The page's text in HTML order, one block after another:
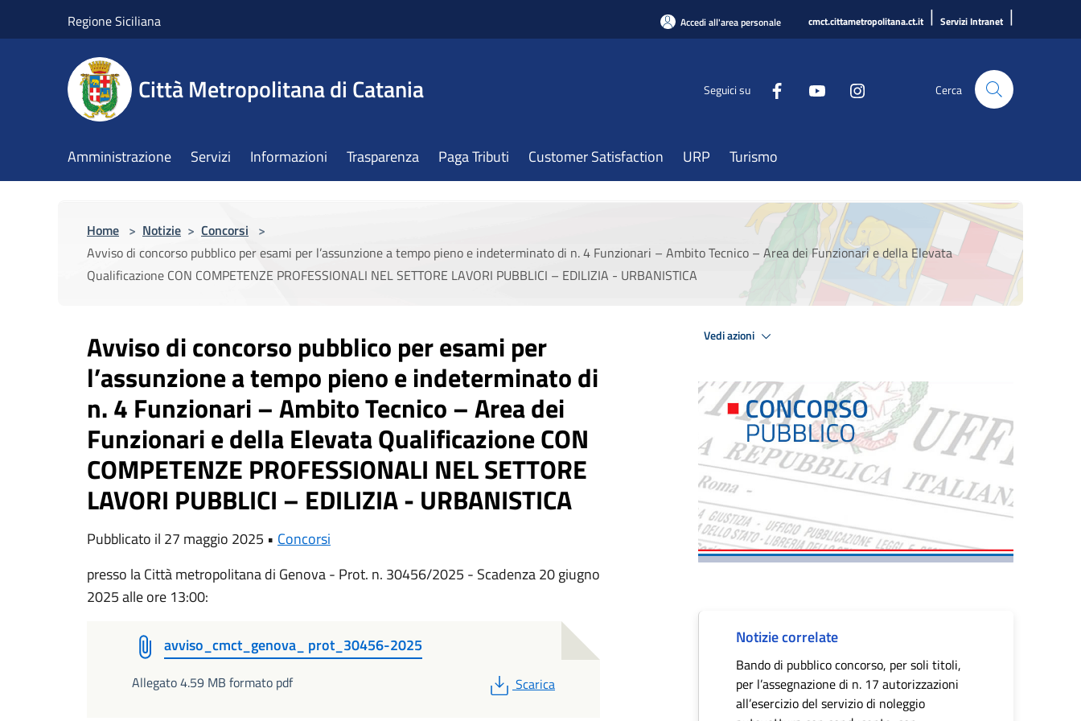
Regione Siciliana Accedi all'area personale cmct.cittametropolitana.ct.it | Servizi Intranet |
Città Metropolitana di Catania Seguici su Cerca
Amministrazione Servizi Informazioni Trasparenza Paga Tributi Customer Satisfaction URP Turismo
Home > Notizie > Concorsi >
Avviso di concorso pubblico per esami per l’assunzione a tempo pieno e indeterminato di n. 4 Funzionari – Ambito Tecnico – Area dei Funzionari e della Elevata
Qualificazione CON COMPETENZE PROFESSIONALI NEL SETTORE LAVORI PUBBLICI – EDILIZIA - URBANISTICA
Avviso di concorso pubblico per esami per
l’assunzione a tempo pieno e indeterminato di
n. 4 Funzionari – Ambito Tecnico – Area dei
Funzionari e della Elevata Qualificazione CON
COMPETENZE PROFESSIONALI NEL SETTORE
LAVORI PUBBLICI – EDILIZIA - URBANISTICA
Pubblicato il 27 maggio 2025 • Concorsi
presso la Città metropolitana di Genova - Prot. n. 30456/2025 - Scadenza 20 giugno
2025 alle ore 13:00:
avviso_cmct_genova_ prot_30456-2025
Allegato 4.59 MB formato pdf PDF
Scarica
Vedi azioni
Notizie correlate
Bando di pubblico concorso, per soli titoli,
per l’assegnazione di n. 17 autorizzazioni
all’esercizio del servizio di noleggio